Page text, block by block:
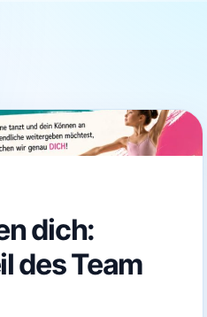
dich:
des Team